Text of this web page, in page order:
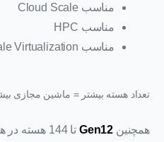
مناسب Cloud Scale
مناسب HPC
مناسب Large-scale Virtualization
تعداد هسته بیشتر = ماشین مجازی
همچنین Gen12